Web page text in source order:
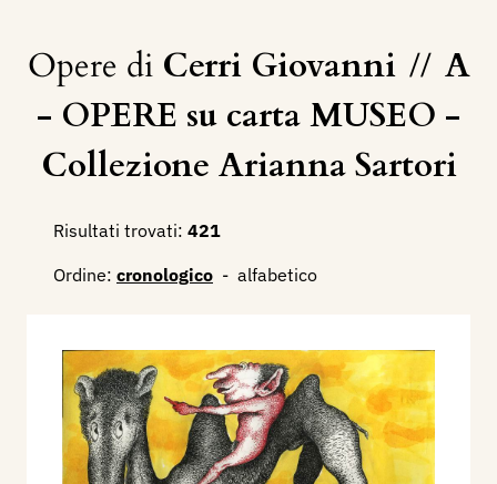
Opere di Cerri Giovanni // A
- OPERE su carta MUSEO -
Collezione Arianna Sartori
Risultati trovati: 421
Ordine: cronologico - alfabetico